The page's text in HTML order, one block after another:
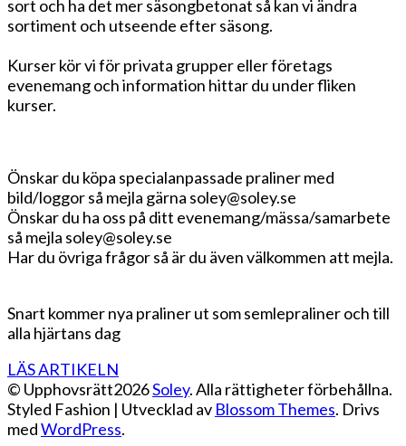
sort och ha det mer säsongbetonat så kan vi ändra
sortiment och utseende efter säsong.
Kurser kör vi för privata grupper eller företags
evenemang och information hittar du under fliken
kurser.
Önskar du köpa specialanpassade praliner med
bild/loggor så mejla gärna soley@soley.se
Önskar du ha oss på ditt evenemang/mässa/samarbete
så mejla soley@soley.se
Har du övriga frågor så är du även välkommen att mejla.
Snart kommer nya praliner ut som semlepraliner och till
alla hjärtans dag
LÄS ARTIKELN
© Upphovsrätt2026Soley. Alla rättigheter förbehållna.
Styled Fashion | Utvecklad av Blossom Themes. Drivs
medWordPress.